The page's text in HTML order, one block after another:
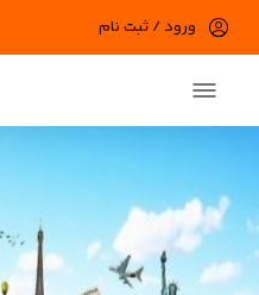
ورود / ثبت نام